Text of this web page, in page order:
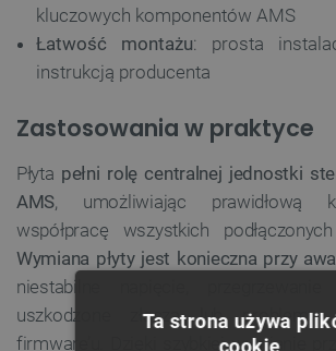
kluczowych komponentów AMS
Łatwość montażu: prosta
instrukcją producenta
Zastosowania w praktyce
Płyta pełni rolę centralnej jednostki
AMS, umożliwiając prawidłową
współpracę wszystkich
Wymiana płyty jest konieczna przy
niestabilne napięcie, przegrzewanie
uszkodzone złącza lub problemy
firmware’u. Dzięki szybkiej wymianie
Ta strona używa
cookie